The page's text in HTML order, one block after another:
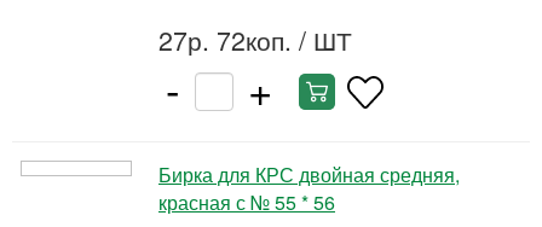
27р. 72коп. / ШТ
- +
Бирка для КРС двойная средняя,
красная с № 55 * 56